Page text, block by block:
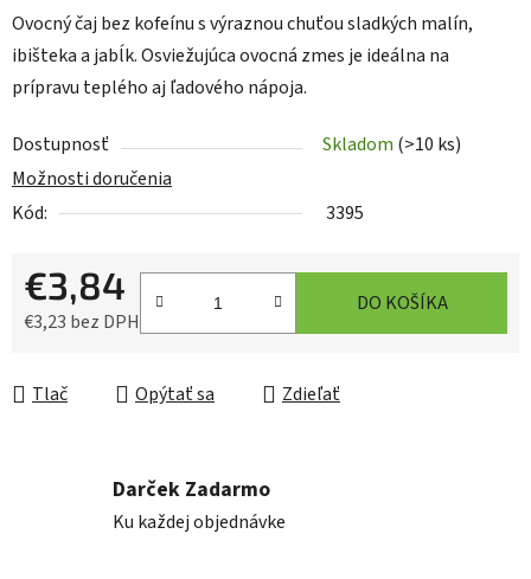
Ovocný čaj bez kofeínu s výraznou chuťou sladkých malín,
ibišteka a jabĺk. Osviežujúca ovocná zmes je ideálna na
prípravu teplého aj ľadového nápoja.
Dostupnosť Skladom (>10 ks)
Možnosti doručenia
Kód:
3395
€3,84
€3,23 bez DPH
DO KOŠÍKA
Tlač Opýtať sa Zdieľať
Darček Zadarmo
Ku každej objednávke